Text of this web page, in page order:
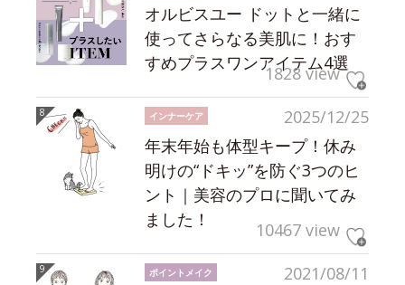
オルビスユー ドットと一緒に
使ってさらなる美肌に！おす
すめプラスワンアイテム4選
1828 view
2025/12/25
インナーケア
年末年始も体型キープ！休み
明けの“ドキッ”を防ぐ3つのヒ
ント｜美容のプロに聞いてみ
ました！
10467 view
2021/08/11
ポイントメイク